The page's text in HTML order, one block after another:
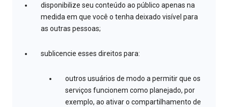
disponibilize seu conteúdo ao público apenas na
medida em que você o tenha deixado visível para
as outras pessoas;
sublicencie esses direitos para:
outros usuários de modo a permitir que os
serviços funcionem como planejado, por
exemplo, ao ativar o compartilhamento de